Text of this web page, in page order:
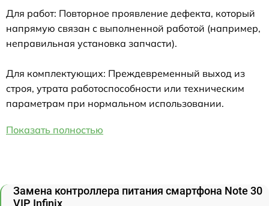
Для работ: Повторное проявление дефекта, который
напрямую связан с выполненной работой (например,
неправильная установка запчасти).
Для комплектующих: Преждевременный выход из
строя, утрата работоспособности или техническим
параметрам при нормальном использовании.
Показать полностью
Замена контроллера питания смартфона Note 30
VIP Infinix